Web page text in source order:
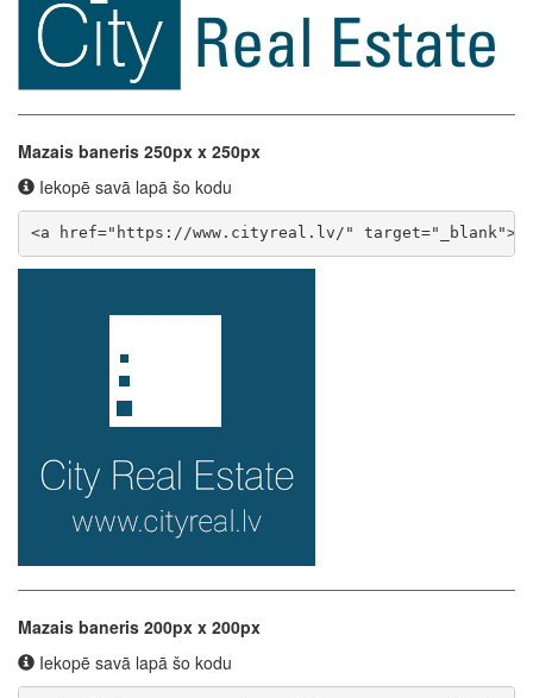
Mazais baneris 250px x 250px
Iekopē savā lapā šo kodu
<a href="https://www.cityreal.lv/"
Mazais baneris 200px x 200px
Iekopē savā lapā šo kodu